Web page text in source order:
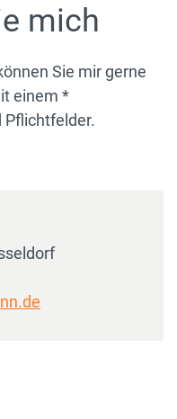
mich
Sie mir gerne
einem *
Pflichtfelder.